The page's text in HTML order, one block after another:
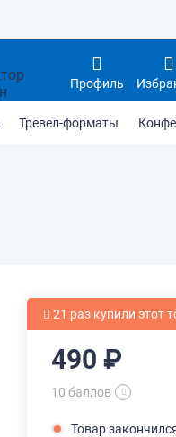
Профиль
Тревел-форматы
21 раз купили этот
490 ₽
10 баллов
Товар